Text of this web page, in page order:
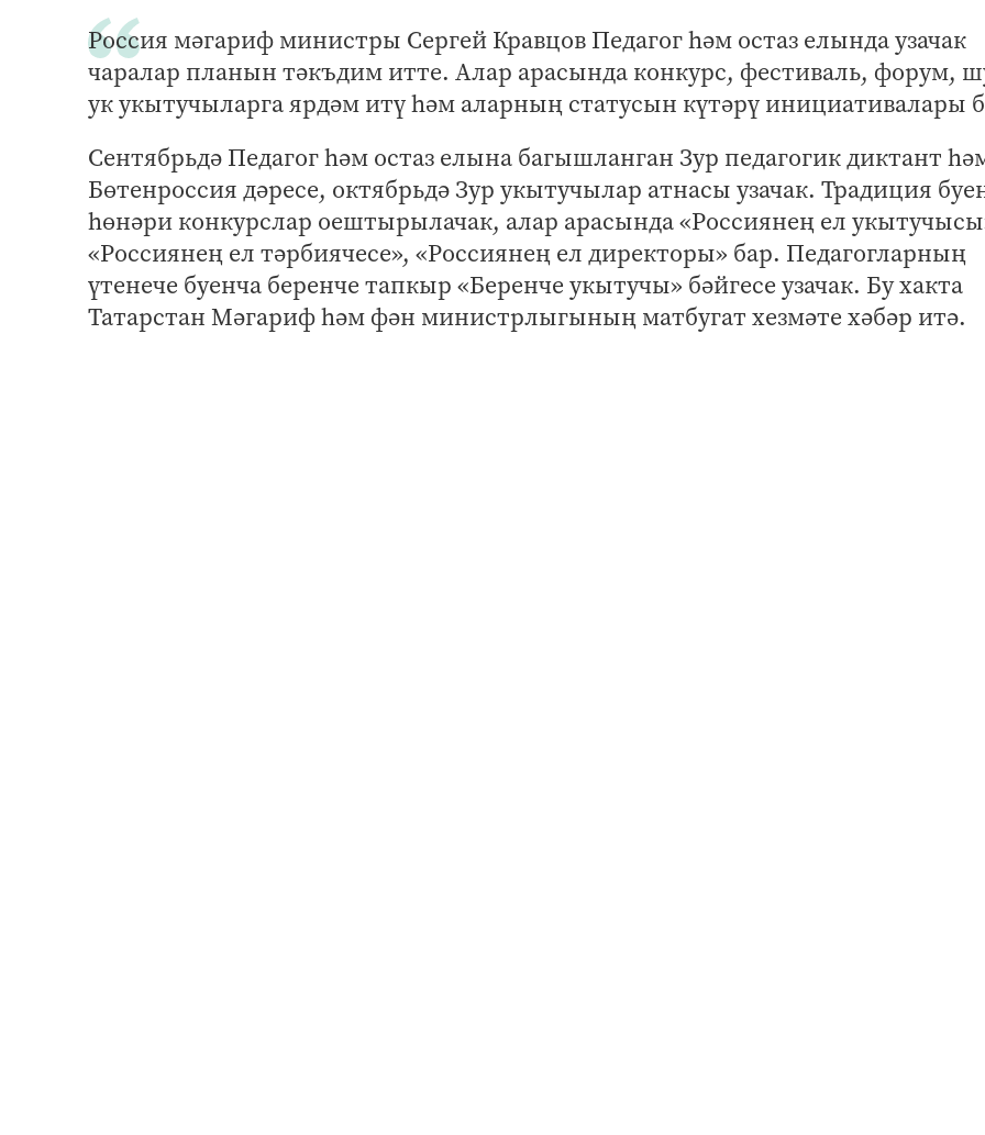
Россия мәгариф министры Сергей Кравцов Педагог һәм остаз елында узачак
чаралар планын тәкъдим итте. Алар арасында конкурс, фестиваль, форум,
ук укытучыларга ярдәм итү һәм аларның статусын күтәрү инициативалары
Сентябрьдә Педагог һәм остаз елына багышланган Зур педагогик диктант
Бөтенроссия дәресе, октябрьдә Зур укытучылар атнасы узачак. Традиция
һөнәри конкурслар оештырылачак, алар арасында «Россиянең ел
«Россиянең ел тәрбиячесе», «Россиянең ел директоры» бар. Педагогларның
үтенече буенча беренче тапкыр «Беренче укытучы» бәйгесе узачак. Бу хакта
Татарстан Мәгариф һәм фән министрлыгының матбугат хезмәте хәбәр итә.